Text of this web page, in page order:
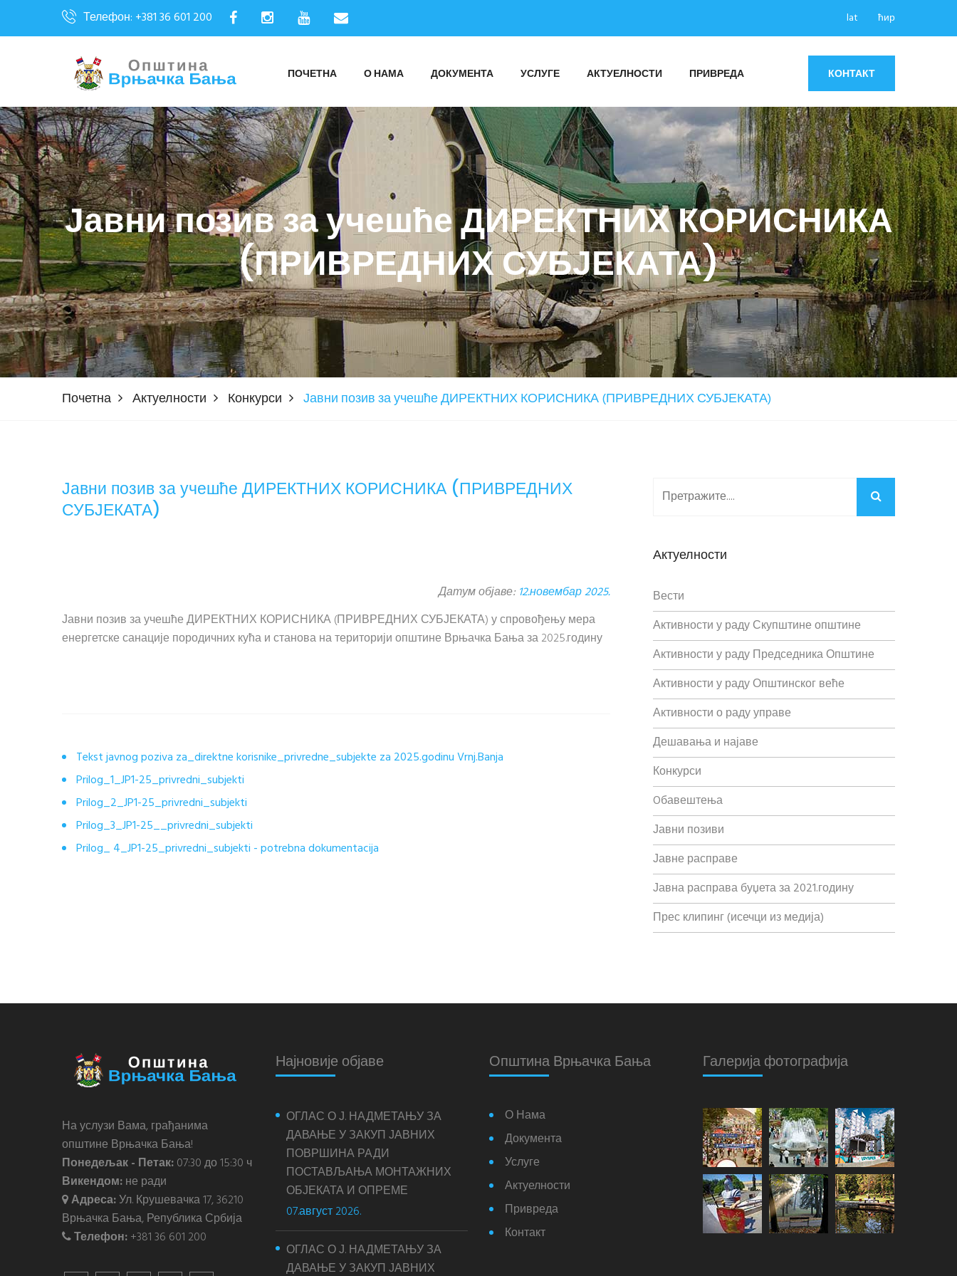
Телефон: +381 36 601 200 lat ћир
ПОЧЕТНА О НАМА ДОКУМЕНТА УСЛУГЕ АКТУЕЛНОСТИ ПРИВРЕДА КОНТАКТ
Јавни позив за учешће ДИРЕКТНИХ КОРИСНИКА
(ПРИВРЕДНИХ СУБЈЕКАТА)
Почетна Актуелности Конкурси Јавни позив за учешће ДИРЕКТНИХ КОРИСНИКА (ПРИВРЕДНИХ СУБЈЕКАТА)
Јавни позив за учешће ДИРЕКТНИХ КОРИСНИКА (ПРИВРЕДНИХ
СУБЈЕКАТА)
Датум објаве:12.новембар 2025.
Јавни позив за учешће ДИРЕКТНИХ КОРИСНИКА (ПРИВРЕДНИХ СУБЈЕКАТА) у спровођењу мера
енергетске санације породичних кућа и станова на територији општине Врњачка Бања за 2025.годину
Tekst javnog poziva za_direktne korisnike_privredne_subjekte za 2025.godinu Vrnj.Banja
Prilog_1_JP1-25_privredni_subjekti
Prilog_2_JP1-25_privredni_subjekti
Prilog_3_JP1-25__privredni_subjekti
Prilog_ 4_JP1-25_privredni_subjekti - potrebna dokumentacija
Актуелности
Вести
Активности у раду Скупштине општине
Активности у раду Председника Општине
Активности у раду Општинског веће
Активности о раду управе
Дешавања и најаве
Конкурси
Oбавештења
Јавни позиви
Јавне расправе
Јавна расправа буџета за 2021.годину
Прес клипинг (исечци из медија)
На услузи Вама, грађанима
општине Врњачка Бања!
Понедељак - Петак:07:30 до 15:30 ч
Викендом:не ради
Адреса:Ул. Крушевачка 17, 36210
Врњачка Бања, Република Србија
Телефон:+381 36 601 200
Најновије објаве
ОГЛАС О Ј. НАДМЕТАЊУ ЗА
ДАВАЊЕ У ЗАКУП ЈАВНИХ
ПОВРШИНА РАДИ
ПОСТАВЉАЊА МОНТАЖНИХ
ОБЈЕКАТА И ОПРЕМЕ
07.август 2026.
ОГЛАС О Ј. НАДМЕТАЊУ ЗА
ДАВАЊЕ У ЗАКУП ЈАВНИХ
Општина Врњачка Бања
О Нама
Документа
Услуге
Актуелности
Привреда
Контакт
Галерија фотографија